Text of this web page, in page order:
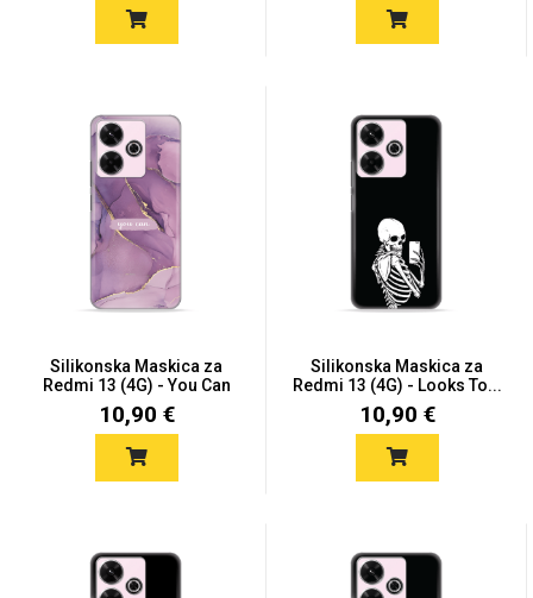
Silikonska Maskica za
Redmi 13 (4G) - You Can
10,90 €
Silikonska Maskica za
Redmi 13 (4G) - Looks To...
10,90 €